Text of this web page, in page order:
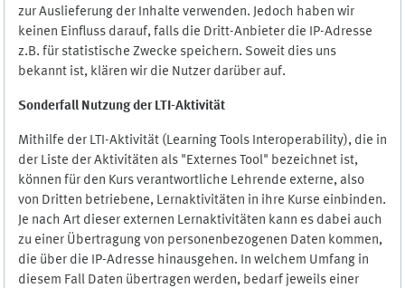
zur Auslieferung der Inhalte verwenden. Jedoch haben wir
keinen Einfluss darauf, falls die Dritt-Anbieter die IP-Adresse
z.B. für statistische Zwecke speichern. Soweit dies uns
bekannt ist, klären wir die Nutzer darüber auf.
Sonderfall Nutzung der LTI-Aktivität
Mithilfe der LTI-Aktivität (Learning Tools Interoperability), die in
der Liste der Aktivitäten als "Externes Tool" bezeichnet ist,
können für den Kurs verantwortliche Lehrende externe, also
von Dritten betriebene, Lernaktivitäten in ihre Kurse einbinden.
Je nach Art dieser externen Lernaktivitäten kann es dabei auch
zu einer Übertragung von personenbezogenen Daten kommen,
die über die IP-Adresse hinausgehen. In welchem Umfang in
diesem Fall Daten übertragen werden, bedarf jeweils einer